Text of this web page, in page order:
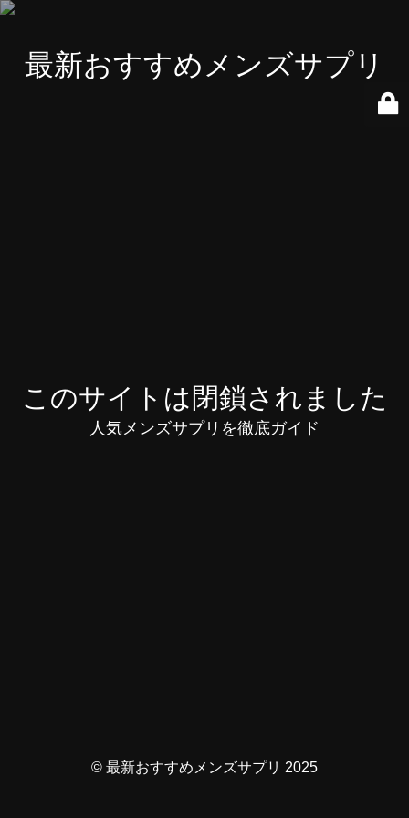
最新おすすめメンズサプリ
このサイトは閉鎖されました
人気メンズサプリを徹底ガイド
© 最新おすすめメンズサプリ 2025